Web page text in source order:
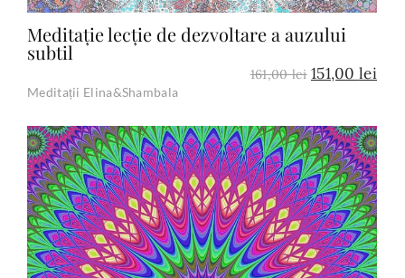
Meditație lecție de dezvoltare a auzului
subtil
161,00lei 151,00lei
Meditații Elina&Shambala